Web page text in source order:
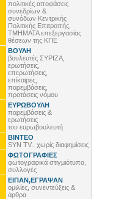
πολιτικές αποφάσεις
συνεδρίων &
συνόδων Κεντρικής
Πολιτικής Επιτροπής,
ΤΜΗΜΑΤΑ επεξεργασίας
θέσεων της ΚΠΕ
ΒΟΥΛΗ
βουλευτές ΣΥΡΙΖΑ,
ερωτήσεις,
επερωτήσεις,
επίκαιρες,
παρεμβάσεις,
προτάσεις νόμου
ΕΥΡΩΒΟΥΛΗ
παρεμβάσεις &
ερωτήσεις
του ευρωβουλευτή
ΒΙΝΤΕΟ
SYN TV.. χωρίς διαφημίσεις
ΦΩΤΟΓΡΑΦΙΕΣ
φωτογραφικά στιγμιότυπα,
συλλογές
ΕΙΠΑΝ,ΕΓΡΑΨΑΝ
ομιλίες, συνεντεύξεις &
άρθρα